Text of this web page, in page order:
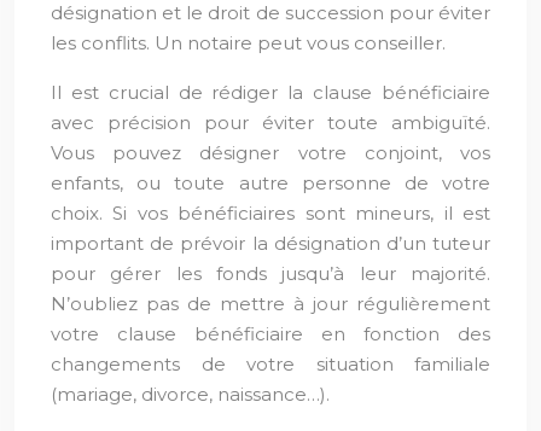
désignation et le droit de succession pour éviter
les conflits. Un notaire peut vous conseiller.
Il est crucial de rédiger la clause bénéficiaire
avec précision pour éviter toute ambiguïté.
Vous pouvez désigner votre conjoint, vos
enfants, ou toute autre personne de votre
choix. Si vos bénéficiaires sont mineurs, il est
important de prévoir la désignation d’un tuteur
pour gérer les fonds jusqu’à leur majorité.
N’oubliez pas de mettre à jour régulièrement
votre clause bénéficiaire en fonction des
changements de votre situation familiale
(mariage, divorce, naissance…).